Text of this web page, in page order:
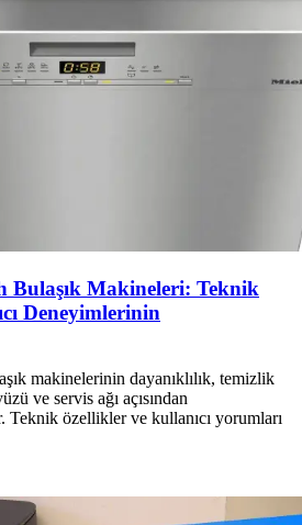
Bulaşık Makineleri: Teknik
Deneyimlerinin
makinelerinin dayanıklılık, temizlik
ve servis ağı açısından
Teknik özellikler ve kullanıcı yorumları